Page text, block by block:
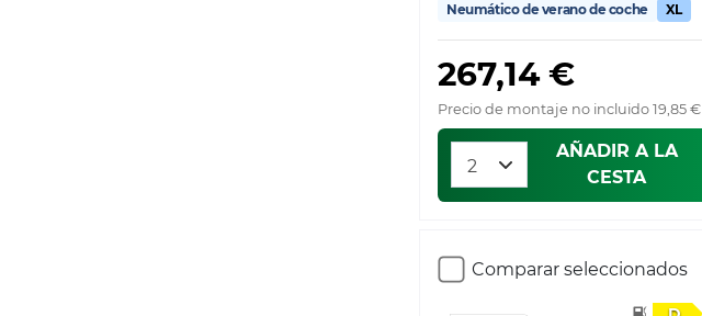
Neumático de verano de coche
XL
267,14 €
Precio de montaje no incluido 19,85 €
AÑADIR A LA
CESTA
Comparar seleccionados